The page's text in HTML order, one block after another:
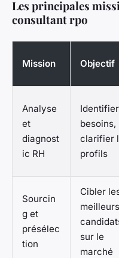
Les principales
consultant rpo
Mission Objectif
Analyse
et
diagnost
ic RH
besoins,
clarifier
profils
Sourcin
g et
présélec
tion
Cibler
meilleurs
sur le
marché